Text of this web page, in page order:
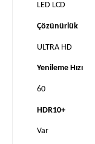
LED LCD
Çözünürlük
ULTRA HD
Yenileme Hızı
60
HDR10+
Var